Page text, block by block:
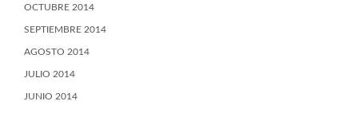
OCTUBRE 2014
SEPTIEMBRE 2014
AGOSTO 2014
JULIO 2014
JUNIO 2014